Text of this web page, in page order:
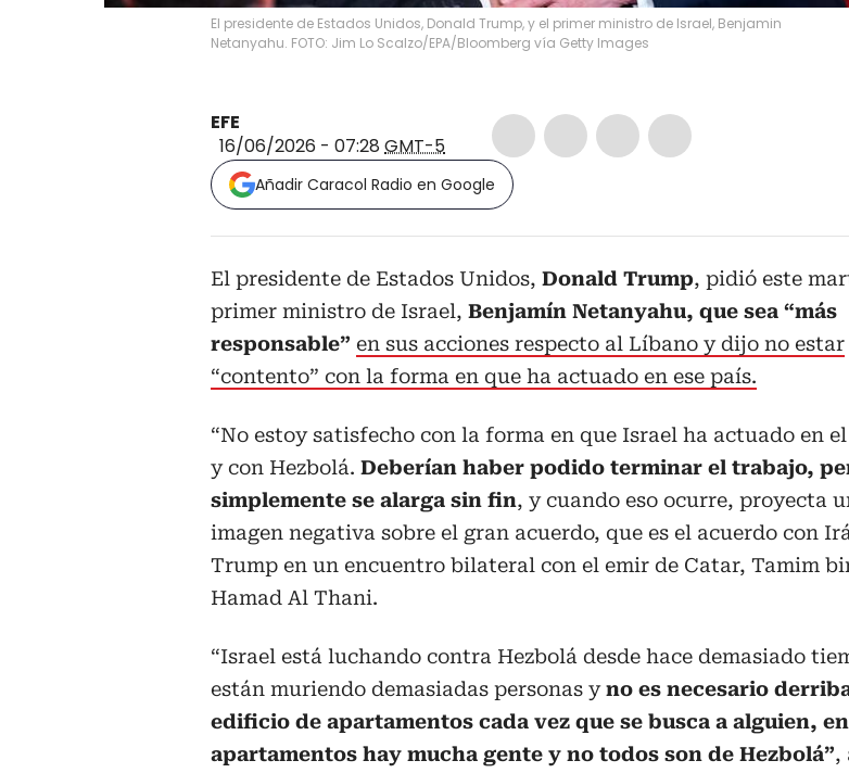
El presidente de Estados Unidos, Donald Trump, y el primer ministro de Israel, Benjamin
Netanyahu. FOTO: Jim Lo Scalzo/EPA/Bloomberg vía Getty Images
EFE
16/06/2026 - 07:28 GMT-5
Añadir Caracol Radio en Google
El presidente de Estados Unidos, Donald Trump, pidió este
primer ministro de Israel, Benjamín Netanyahu, que sea “más
responsable” en sus acciones respecto al Líbano y dijo no estar
“contento” con la forma en que ha actuado en ese país.
“No estoy satisfecho con la forma en que Israel ha actuado en
y con Hezbolá. Deberían haber podido terminar el trabajo,
simplemente se alarga sin fin, y cuando eso ocurre, proyecta
imagen negativa sobre el gran acuerdo, que es el acuerdo con
Trump en un encuentro bilateral con el emir de Catar, Tamim
Hamad Al Thani.
“Israel está luchando contra Hezbolá desde hace demasiado
están muriendo demasiadas personas yno es necesario
edificio de apartamentos cada vez que se busca a alguien,
apartamentos hay mucha gente y no todos son de Hezbolá”,